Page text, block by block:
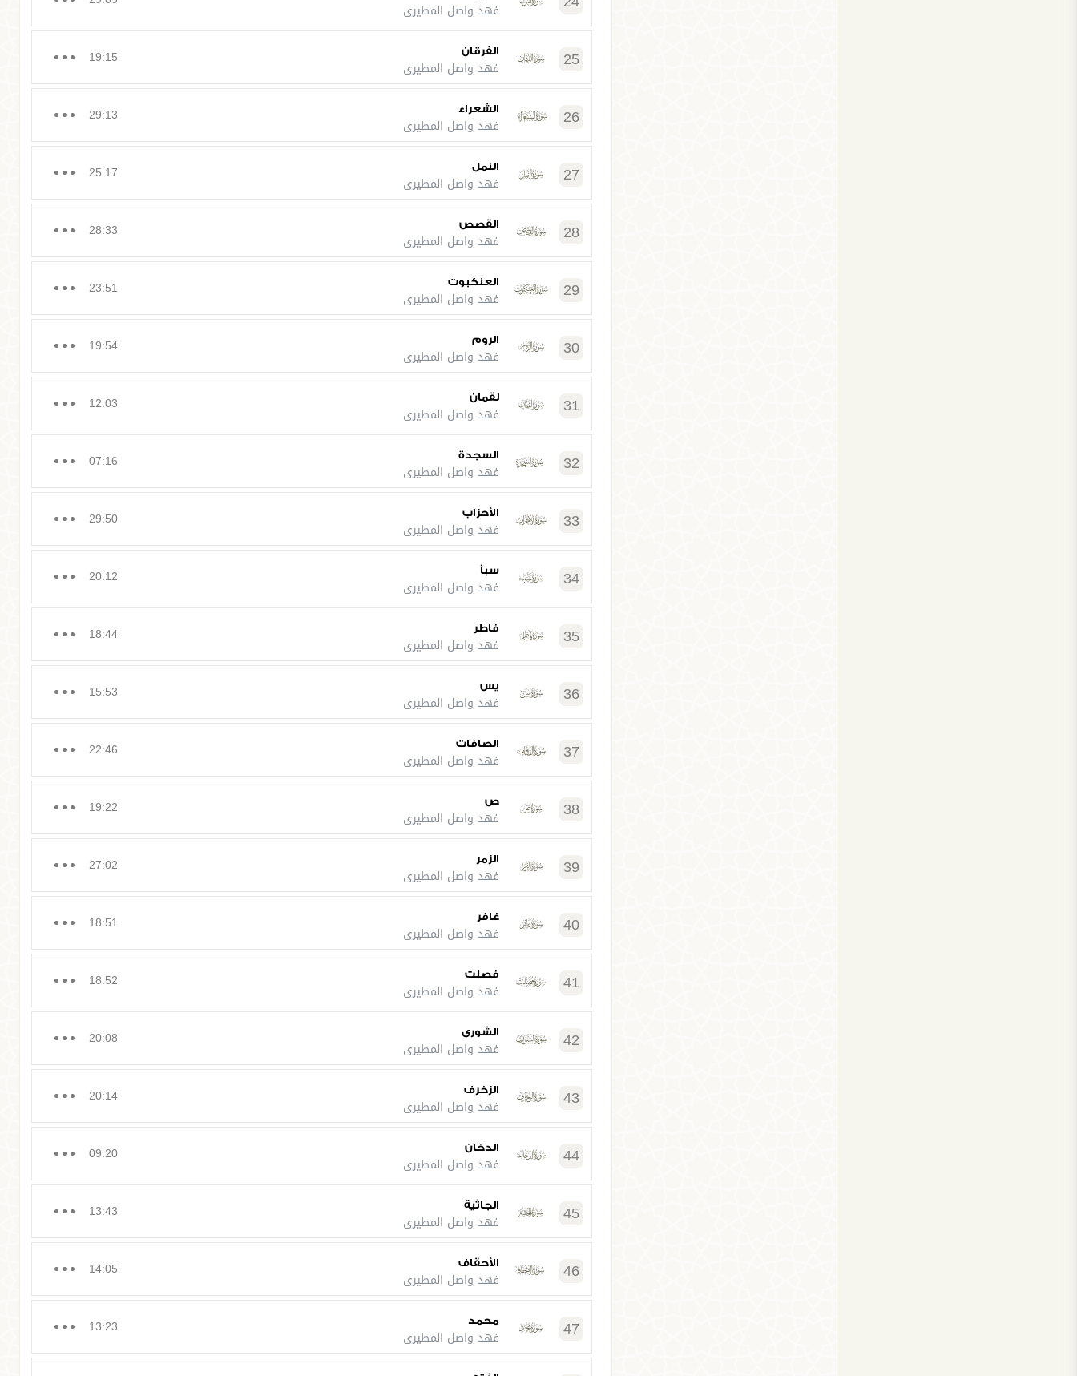
فهد واصل المطيري
25 الفرقان
فهد واصل المطيري
19:15
26 الشعراء
فهد واصل المطيري
29:13
27 النمل
فهد واصل المطيري
25:17
28 القصص
فهد واصل المطيري
28:33
29 العنكبوت
فهد واصل المطيري
23:51
30 الروم
فهد واصل المطيري
19:54
31 لقمان
فهد واصل المطيري
12:03
32 السجدة
فهد واصل المطيري
07:16
33 الأحزاب
فهد واصل المطيري
29:50
34 سبأ
فهد واصل المطيري
20:12
35 فاطر
فهد واصل المطيري
18:44
36 يس
فهد واصل المطيري
15:53
37 الصافات
فهد واصل المطيري
22:46
38 ص
فهد واصل المطيري
19:22
39 الزمر
فهد واصل المطيري
27:02
40 غافر
فهد واصل المطيري
18:51
41 فصلت
فهد واصل المطيري
18:52
42 الشورى
فهد واصل المطيري
20:08
43 الزخرف
فهد واصل المطيري
20:14
44 الدخان
فهد واصل المطيري
09:20
45 الجاثية
فهد واصل المطيري
13:43
46 الأحقاف
فهد واصل المطيري
14:05
47 محمد
فهد واصل المطيري
13:23